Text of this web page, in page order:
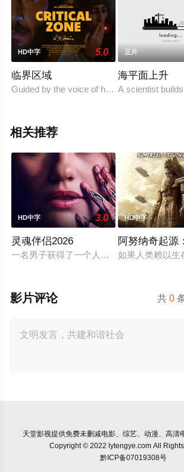
视猫或剧情网等平台了解。
HD中字 5.0
临界区域
Guided by the voice of his GPS, Amir navi
正片
海平面上升
A scientist
相关推荐
HD中字 3.0
灵魂伴侣2026
一名男子获得了一个人工智能机器人，以
HD中字
阿努纳奇起源
如果人类赖以生
共0
影片评论
天堂影视提供免费未删减电影、综艺、动漫、高清
Copyright © 2022 lytengye.com All
黔ICP备07019308号